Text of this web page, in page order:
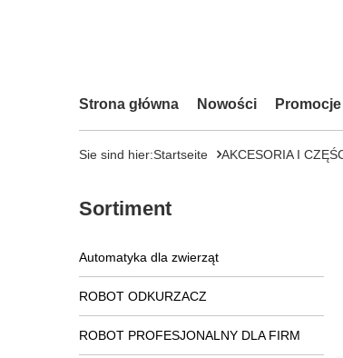
Strona główna Nowości Promocje
Sie sind hier:Startseite AKCESORIA I
Sortiment
Automatyka dla zwierząt
ROBOT ODKURZACZ
ROBOT PROFESJONALNY DLA FIRM